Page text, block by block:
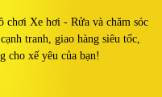
chơi Xe hơi - Rửa và chăm sóc
tranh, giao hàng siêu tốc,
cho xế yêu của bạn!